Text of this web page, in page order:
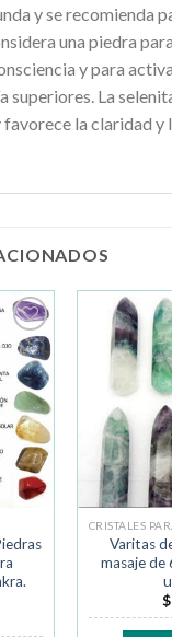
y se recomienda
una piedra
y para
superiores. La
la claridad y
Añadir
a la
lista de
deseos
Varitas
masaje de
$